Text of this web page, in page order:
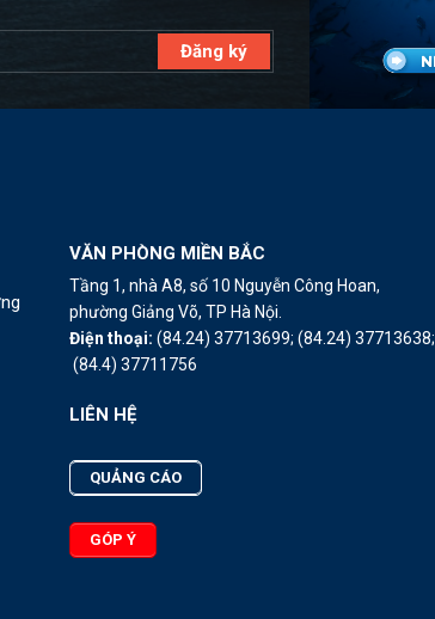
VĂN PHÒNG MIỀN BẮC
Tầng 1, nhà A8, số 10 Nguyễn Công Hoan,
phường Giảng Võ, TP Hà Nội.
Điện thoại:(84.24) 37713699;(84.24) 37713638;
(84.4) 37711756
LIÊN HỆ
QUẢNG CÁO
GÓP Ý